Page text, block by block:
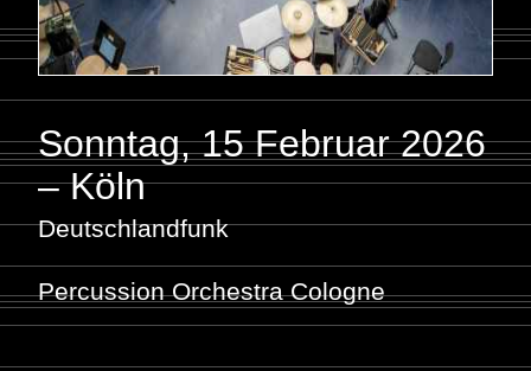
Sonntag, 15 Februar 2026
– Köln
Deutschlandfunk
Percussion Orchestra Cologne